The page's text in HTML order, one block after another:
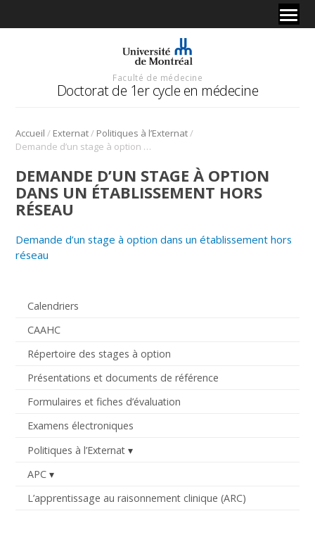
Faculté de médecine
Doctorat de 1er cycle en médecine
Accueil / Externat/ Politiques à l’Externat/
Demande d’un stage à option dans un établissement hors réseau
Calendriers
CAAHC
Répertoire des stages à option
Présentations et documents de référence
Formulaires et fiches d’évaluation
Examens électroniques
Politiques à l’Externat
APC
L’apprentissage au raisonnement clinique (ARC)
DEMANDE D’UN STAGE À OPTION
DANS UN ÉTABLISSEMENT HORS
RÉSEAU
Demande d’un stage à option dans un établissement hors
réseau